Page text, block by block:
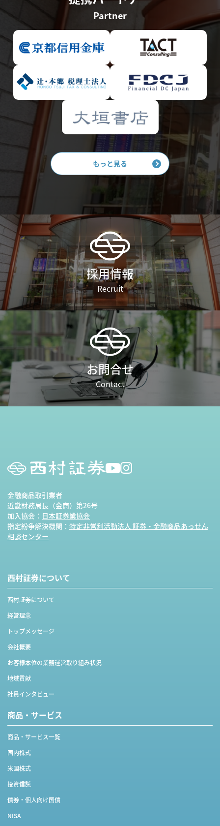
Partner
もっと見る
採用情報
Recruit
お問合せ
Contact
金融商品取引業者
近畿財務局長（金商）第26号
加入協会： 日本証券業協会
指定紛争解決機関： 特定非営利活動法人 証券・金融商品あっせん
相談センター
西村証券について
西村証券について
経営理念
トップメッセージ
会社概要
お客様本位の業務運営取り組み状況
地域貢献
社員インタビュー
商品・サービス
商品・サービス一覧
国内株式
米国株式
投資信託
債券・個人向け国債
NISA